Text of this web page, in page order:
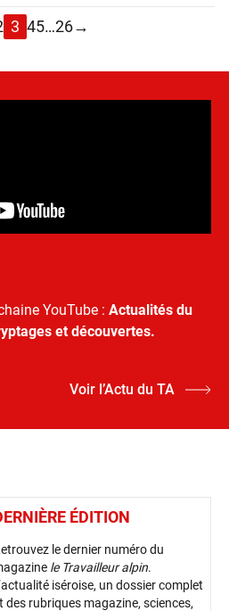
3 45…26→
YouTube : Actualités du
et découvertes.
Voir l’Actu du TA
ÉDITION
le dernier numéro du
le Travailleur alpin.
iséroise, un dossier complet
des rubriques magazine, sciences,